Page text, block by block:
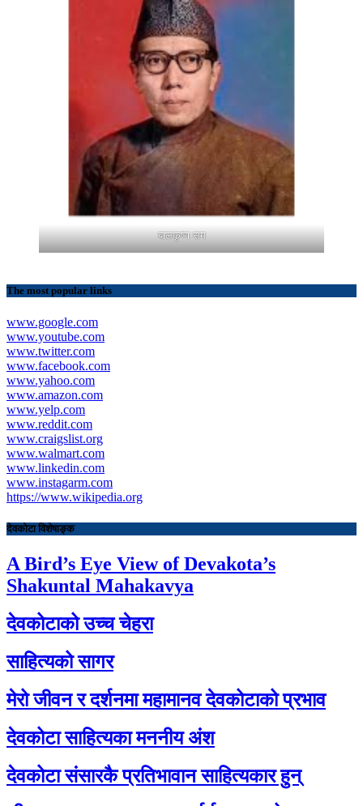
बालकृष्ण-सम
The most popular links
www.google.com
www.youtube.com
www.twitter.com
www.facebook.com
www.yahoo.com
www.amazon.com
www.yelp.com
www.reddit.com
www.craigslist.org
www.walmart.com
www.linkedin.com
www.instagarm.com
https://www.wikipedia.org
देवकोटा विशेषाङ्क
A Bird’s Eye View of Devakota’s
Shakuntal Mahakavya
देवकोटाको उच्च चेहरा
साहित्यको सागर
मेरो जीवन र दर्शनमा महामानव देवकोटाको प्रभाव
देवकोटा साहित्यका मननीय अंश
देवकोटा संसारकै प्रतिभावान साहित्यकार हुन्